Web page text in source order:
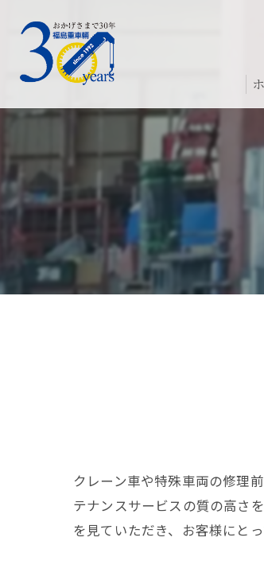
クレーン車や特殊車両の修理
テナンスサービスの質の高さ
を見ていただき、お客様にと